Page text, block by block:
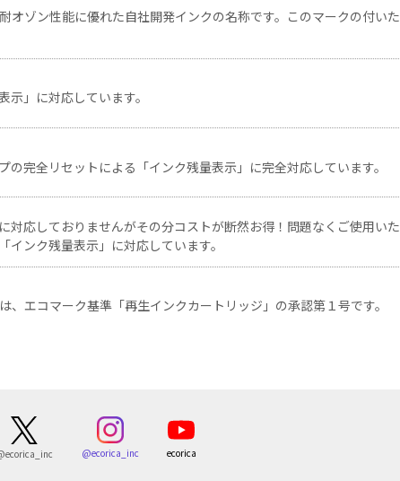
オゾン性能に優れた自社開発インクの名称です。このマークの付いた
」に対応しています。
の完全リセットによる「インク残量表示」に完全対応しています。
対応しておりませんがその分コストが断然お得！問題なくご使用いた
ンク残量表示」に対応しています。
エコマーク基準「再生インクカートリッジ」の承認第１号です。
@ecorica_inc ecorica